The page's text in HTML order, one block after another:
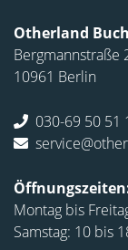
Otherland
Bergmannstraße
10961 Berlin
030-69 50 51
Montag bis
Samstag: 10 bis